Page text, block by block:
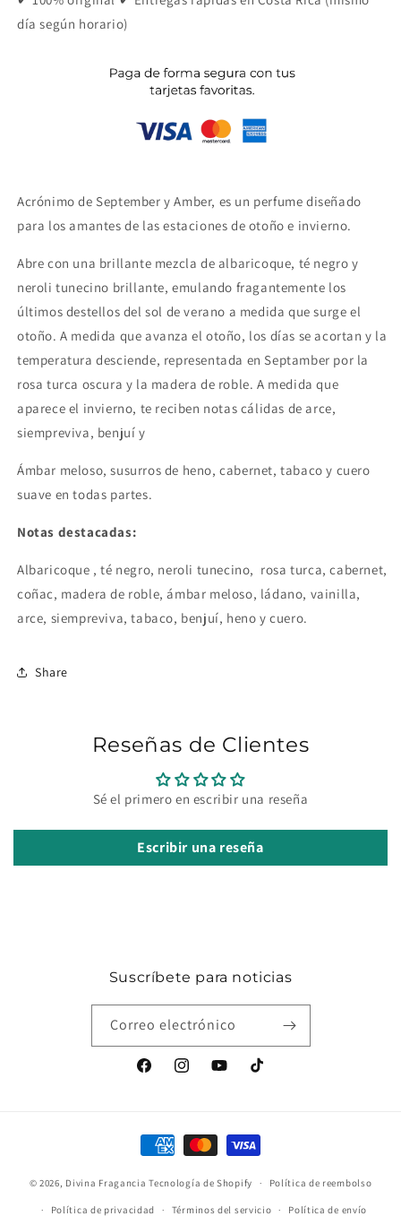
día según horario)
Acrónimo de September y Amber, es un perfume diseñado
para los amantes de las estaciones de otoño e invierno.
Abre con una brillante mezcla de albaricoque, té negro y
neroli tunecino brillante, emulando fragantemente los
últimos destellos del sol de verano a medida que surge el
otoño. A medida que avanza el otoño, los días se acortan y la
temperatura desciende, representada en Septamber por la
rosa turca oscura y la madera de roble. A medida que
aparece el invierno, te reciben notas cálidas de arce,
siempreviva, benjuí y
Ámbar meloso, susurros de heno, cabernet, tabaco y cuero
suave en todas partes.
Notas destacadas:
Albaricoque , té negro, neroli tunecino, rosa turca, cabernet,
coñac, madera de roble, ámbar meloso, ládano, vainilla,
arce, siempreviva, tabaco, benjuí, heno y cuero.
Share
Reseñas de Clientes
Sé el primero en escribir una reseña
Escribir una reseña
Suscríbete para noticias
Correo electrónico
FacebookInstagramYouTubeTikTok
Formas
de
pago
© 2026, Divina Fragancia Tecnología de Shopify Política de reembolso
Política de privacidad Términos del servicio Política de envío